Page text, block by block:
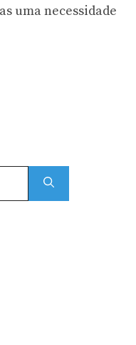
uma necessidade